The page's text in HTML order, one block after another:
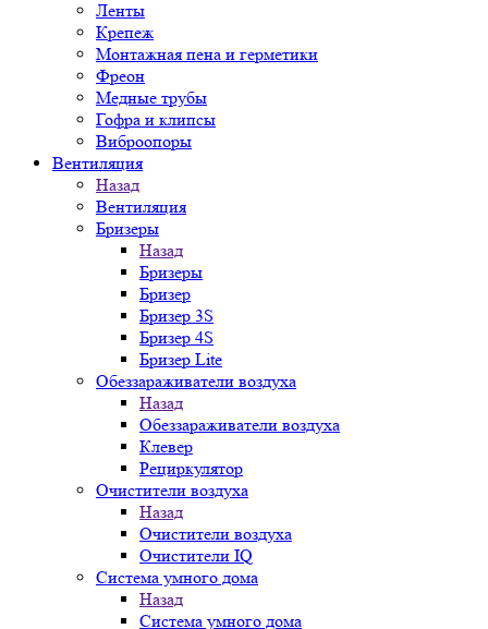
Ленты
Крепеж
Монтажная пена и герметики
Фреон
Медные трубы
Гофра и клипсы
Виброопоры
Вентиляция
Назад
Вентиляция
Бризеры
Назад
Бризеры
Бризер
Бризер 3S
Бризер 4S
Бризер Lite
Обеззараживатели воздуха
Назад
Обеззараживатели воздуха
Клевер
Рециркулятор
Очистители воздуха
Назад
Очистители воздуха
Очистители IQ
Система умного дома
Назад
Система умного дома